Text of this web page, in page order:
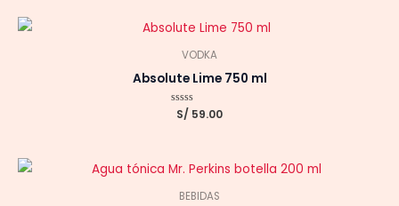
VODKA
Absolute Lime 750 ml
Valorado
con
S/ 59.00
BEBIDAS